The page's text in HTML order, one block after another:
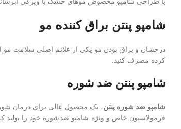
شامپو پنتن براق کننده مو
درخشان و براق بودن مو یکی از علائم اصلی سلامت مو
کرده مصرف کنید.
شامپو پنتن ضد شوره
شامپو ضد شوره پنتن، یک محصول عالی برای درمان
فرمولاسیون خاص و ویژه شامپو ضدشوره خود را تولید